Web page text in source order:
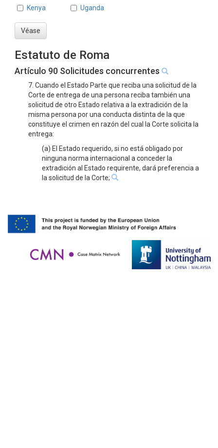
Kenya
Uganda
Véase
Estatuto de Roma
Artículo 90 Solicitudes concurrentes
7. Cuando el Estado Parte que reciba una solicitud de la
Corte de entrega de una persona reciba también una
solicitud de otro Estado relativa a la extradición de la
misma persona por una conducta distinta de la que
constituye el crimen en razón del cual la Corte solicita la
entrega:
(a) El Estado requerido, si no está obligado por
ninguna norma internacional a conceder la
extradición al Estado requirente, dará preferencia a
la solicitud de la Corte;